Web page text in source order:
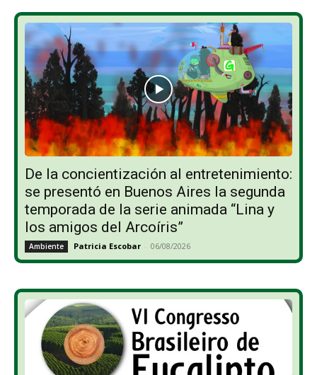
De la concientización al entretenimiento:
se presentó en Buenos Aires la segunda
temporada de la serie animada “Lina y
los amigos del Arcoíris”
Ambiente Patricia Escobar - 06/08/2026